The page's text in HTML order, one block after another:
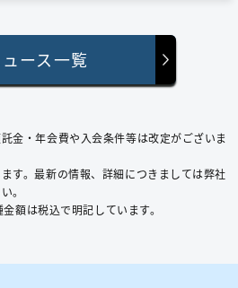
依頼金額：30万円（税込）
成約金額：40万円（税込）
成約金額：38万円（税込）
種別：
依頼金額：30万円（税込）
成約金額：35万円（税込）
種別：
ース一覧
⾦・年会費や⼊会条件等は改定がございま
す。最新の情報、詳細につきましては弊社
。
額は税込で明記しています。